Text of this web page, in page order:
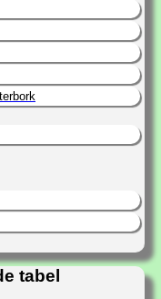
tabel